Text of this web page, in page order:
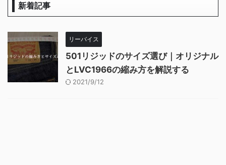
新着記事
リーバイス
501リジッドのサイズ選び｜オリジナル
とLVC1966の縮み方を解説する
2021/9/12